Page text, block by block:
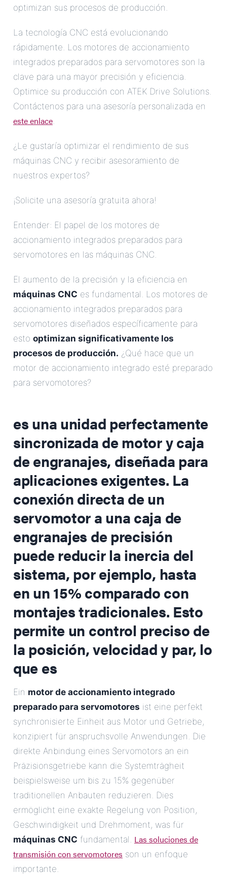
optimizan sus procesos de producción.
La tecnología CNC está evolucionando
rápidamente. Los motores de accionamiento
integrados preparados para servomotores son la
clave para una mayor precisión y eficiencia.
Optimice su producción con ATEK Drive Solutions.
Contáctenos para una asesoría personalizada en
este enlace.
¿Le gustaría optimizar el rendimiento de sus
máquinas CNC y recibir asesoramiento de
nuestros expertos?
¡Solicite una asesoría gratuita ahora!
Entender: El papel de los motores de
accionamiento integrados preparados para
servomotores en las máquinas CNC.
El aumento de la precisión y la eficiencia en
máquinas CNC es fundamental. Los motores de
accionamiento integrados preparados para
servomotores diseñados específicamente para
esto optimizan significativamente los
procesos de producción. ¿Qué hace que un
motor de accionamiento integrado esté preparado
para servomotores?
es una unidad perfectamente
sincronizada de motor y caja
de engranajes, diseñada para
aplicaciones exigentes. La
conexión directa de un
servomotor a una caja de
engranajes de precisión
puede reducir la inercia del
sistema, por ejemplo, hasta
en un 15% comparado con
montajes tradicionales. Esto
permite un control preciso de
la posición, velocidad y par, lo
que es
Ein motor de accionamiento integrado
preparado para servomotores ist eine perfekt
synchronisierte Einheit aus Motor und Getriebe,
konzipiert für anspruchsvolle Anwendungen. Die
direkte Anbindung eines Servomotors an ein
Präzisionsgetriebe kann die Systemträgheit
beispielsweise um bis zu 15% gegenüber
traditionellen Anbauten reduzieren. Dies
ermöglicht eine exakte Regelung von Position,
Geschwindigkeit und Drehmoment, was für
máquinas CNC fundamental. Las soluciones de
transmisión con servomotores son un enfoque
importante.